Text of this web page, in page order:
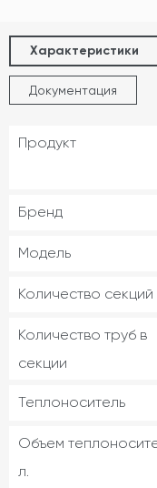
Характеристики
Документация
Продукт
Бренд
Модель
Количество секций
Количество труб в
секции
Теплоноситель
Объем
л.